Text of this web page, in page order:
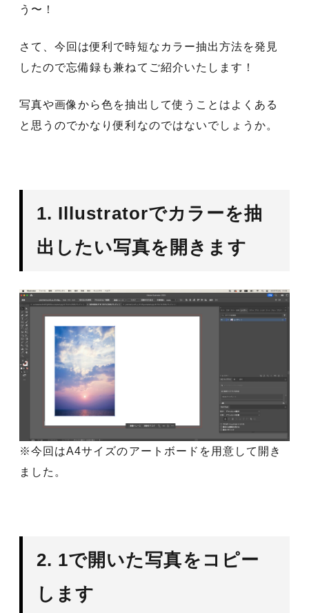
う〜！
さて、今回は便利で時短なカラー抽出方法を発見
したので忘備録も兼ねてご紹介いたします！
写真や画像から色を抽出して使うことはよくある
と思うのでかなり便利なのではないでしょうか。
1. Illustratorでカラーを抽
出したい写真を開きます
※今回はA4サイズのアートボードを用意して開き
ました。
2. 1で開いた写真をコピー
します